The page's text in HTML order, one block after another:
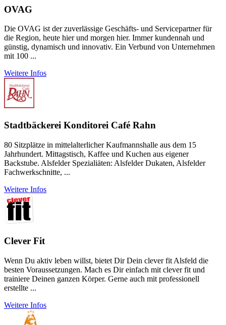
OVAG
Die OVAG ist der zuver­lässige Geschäfts- und Service­partner für
die Region, heute hier und morgen hier. Immer kunden­nah und
günstig, dyna­misch und inno­vativ. Ein Verbund von Unter­neh­men
mit 100 ...
Weitere Infos
Stadtbäckerei Konditorei Café Rahn
80 Sitzplätze in mittelalterlicher Kaufmannshalle aus dem 15
Jahrhundert. Mittagstisch, Kaffee und Kuchen aus eigener
Backstube. Alsfelder Spezialiäten: Alsfelder Dukaten, Alsfelder
Fachwerkschnitte, ...
Weitere Infos
Clever Fit
Wenn Du aktiv leben willst, bietet Dir Dein clever fit Alsfeld die
besten Voraussetzungen. Mach es Dir einfach mit clever fit und
trainiere Deinen ganzen Körper. Gerne auch mit professionell
erstellte ...
Weitere Infos